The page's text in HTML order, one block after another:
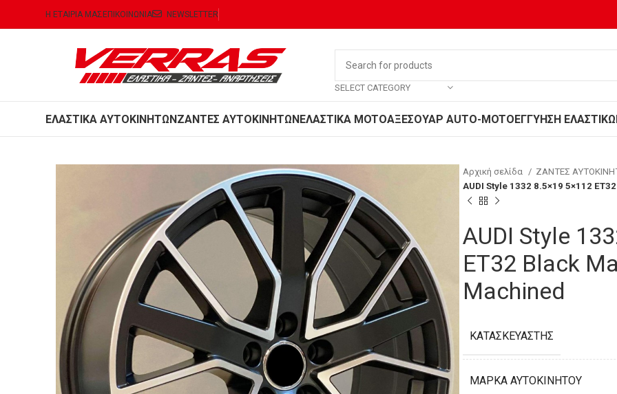
Η ΕΤΑΙΡΙΑ ΜΑΣ ΕΠΙΚΟΙΝΩΝΙΑ NEWSLETTER
SELECT CATEGORY
ΕΛΑΣΤΙΚΑ ΑΥΤΟΚΙΝΗΤΩΝΖΑΝΤΕΣ ΑΥΤΟΚΙΝΗΤΩΝΕΛΑΣΤΙΚΑ MOTOΑΞΕΣΟΥΑΡ AUTO-MOTOΕΓΓΥΗΣΗ
Αρχική σελίδα
ΖΑΝΤΕΣ
AUDI Style 1332 8.5×19 5×112
AUDI Style
ET32 Black
Machined
ΚΑΤΑΣΚΕΥΑΣΤΉΣ
ΜΆΡΚΑ ΑΥΤΟΚΙΝΉΤΟΥ